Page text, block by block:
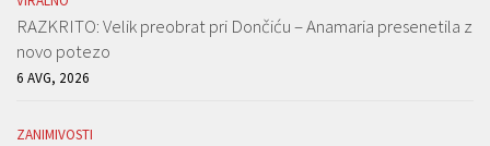
RAZKRITO: Velik preobrat pri Dončiću – Anamaria presenetila z
novo potezo
6 AVG, 2026
ZANIMIVOSTI